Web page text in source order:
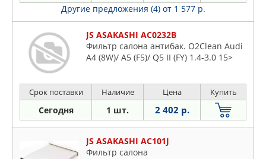
Другие предложения (4) от 1 577 р.
JS ASAKASHI AC0232B
Фильтр салона антибак. O2Clean Audi
A4 (8W)/ A5 (F5)/ Q5 II (FY) 1.4-3.0 15>
Срок поставки Наличие Цена Купить
Сегодня 1 шт. 2 402 р.
JS ASAKASHI AC101J
Фильтр салона